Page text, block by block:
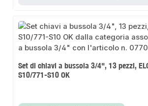
Set di chiavi a bussola 3/4", 13 pezzi,
S10/771-S10 OK